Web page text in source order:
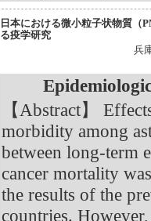
日本における微小粒子状物質（
る疫学研究
兵
【Abstract】
morbidity among
between long-term
cancer mortality
the results of the
countries.